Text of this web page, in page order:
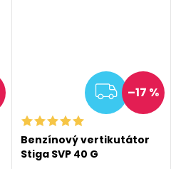
–17 %
Benzínový vertikutátor
Stiga SVP 40 G